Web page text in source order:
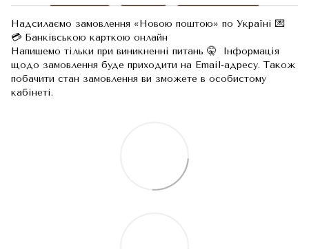
Надсилаємо замовлення «Новою поштою» по Україні 💌
💳 Банківською карткою онлайн
Напишемо тільки при виникненні питань 🤫 Інформація
щодо замовлення буде приходити на Email-адресу. Також
побачити стан замовлення ви зможете в особистому
кабінеті.